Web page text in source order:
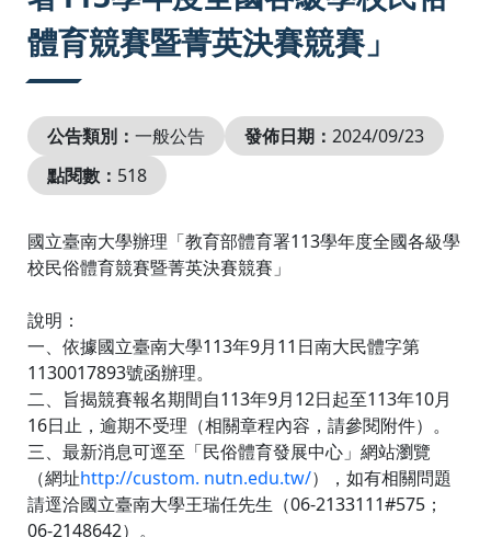
體育競賽暨菁英決賽競賽」
公告類別： 一般公告 發佈日期： 2024/09/23
點閱數： 518
國立臺南大學辦理「教育部體育署113學年度全國各級學
校民俗體育競賽暨菁英決賽競賽」
說明：
一、依據國立臺南大學113年9月11日南大民體字第
1130017893號函辦理。
二、旨揭競賽報名期間自113年9月12日起至113年10月
16日止，逾期不受理（相關章程內容，請參閱附件）。
三、最新消息可逕至「民俗體育發展中心」網站瀏覽
（網址http://custom. nutn.edu.tw/），如有相關問題
請逕洽國立臺南大學王瑞任先生（06-2133111#575；
06-2148642）。